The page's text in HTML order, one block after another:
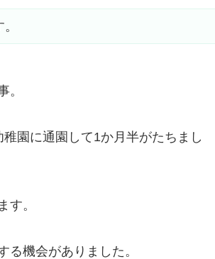
。
園に通園して1か月半がたちまし
す。
機会がありました。